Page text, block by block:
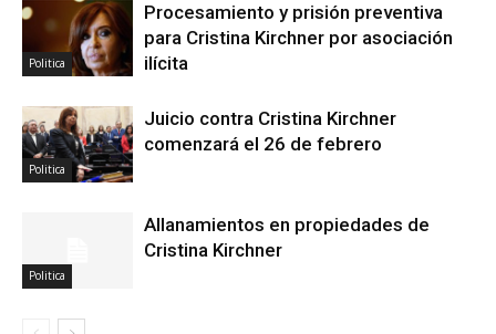
Politica
Procesamiento y prisión preventiva
para Cristina Kirchner por asociación
ilícita
Politica
Juicio contra Cristina Kirchner
comenzará el 26 de febrero
Politica
Allanamientos en propiedades de
Cristina Kirchner